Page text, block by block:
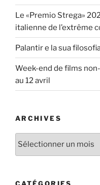
Le «Premio Strega»
italienne de l’extrême
Palantir e la sua
Week-end de films
au 12 avril
ARCHIVES
CATÉGORIES